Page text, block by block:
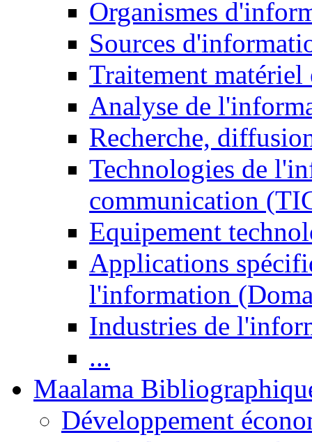
Organismes
Sources
Traitement matériel
Analyse de
Recherche,
Technologies de
communication
Equipement
Applications
l'information
Industries de
...
Maalama
Développement